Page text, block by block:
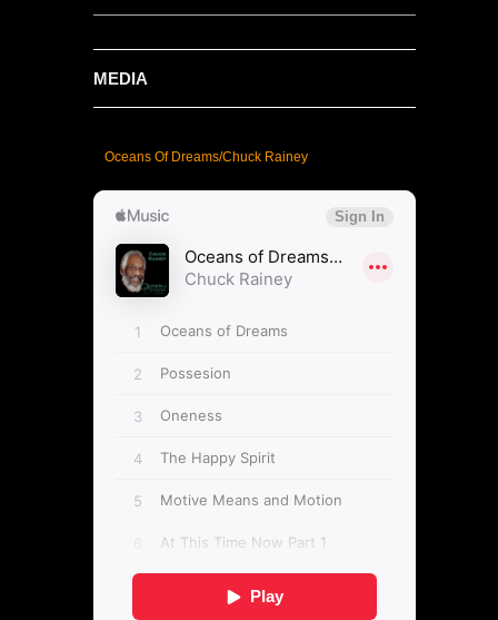
MEDIA
Oceans Of Dreams/Chuck Rainey